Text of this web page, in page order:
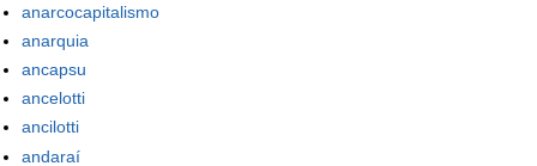
anarcocapitalismo
anarquia
ancapsu
ancelotti
ancilotti
andaraí